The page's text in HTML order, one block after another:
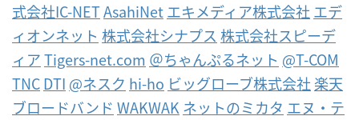
式会社IC-NETAsahiNetエキメディア株式会社 エデ
ィオンネット 株式会社シナプス 株式会社スピーデ
ィアTigers-net.com ＠ちゃんぷるネット @T-COM
TNCDTI @ネスク hi-ho ビッグローブ株式会社楽天
ブロードバンド WAKWAK ネットのミカタ エヌ・テ